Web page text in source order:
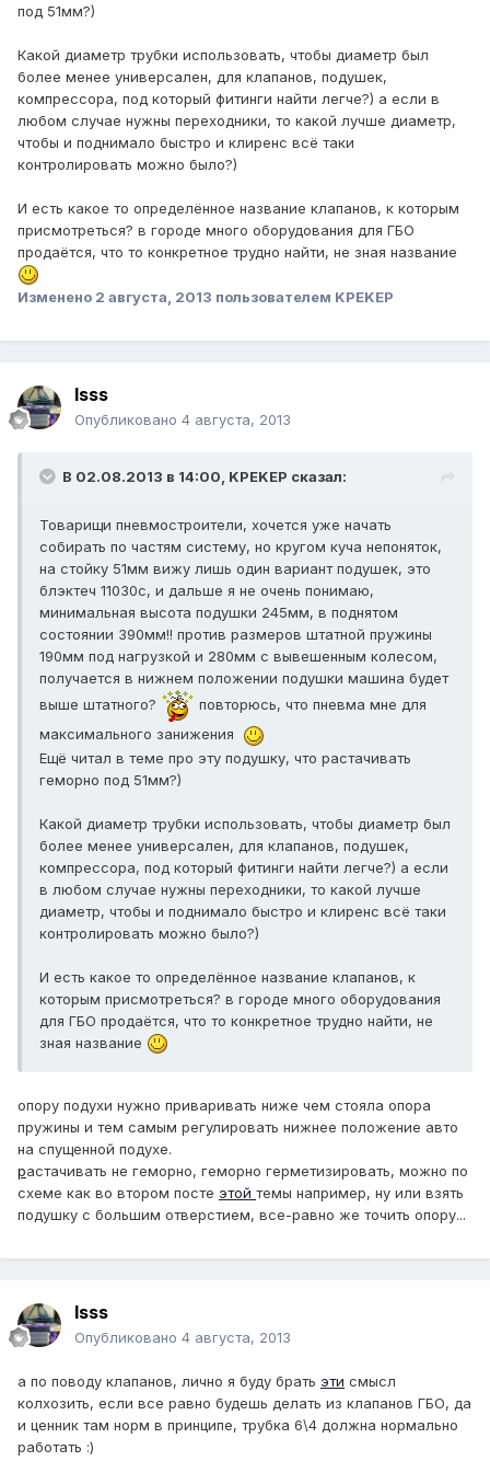
под 51мм?)
Какой диаметр трубки использовать, чтобы диаметр был
более менее универсален, для клапанов, подушек,
компрессора, под который фитинги найти легче?) а если в
любом случае нужны переходники, то какой лучше диаметр,
чтобы и поднимало быстро и клиренс всё таки
контролировать можно было?)
И есть какое то определённое название клапанов, к которым
присмотреться? в городе много оборудования для ГБО
продаётся, что то конкретное трудно найти, не зная название
Изменено 2 августа, 2013 пользователем KPEKEP
lsss
Опубликовано 4 августа, 2013
В 02.08.2013 в 14:00, KPEKEP сказал:
Товарищи пневмостроители, хочется уже начать
собирать по частям систему, но кругом куча непоняток,
на стойку 51мм вижу лишь один вариант подушек, это
блэктеч 11030с, и дальше я не очень понимаю,
минимальная высота подушки 245мм, в поднятом
состоянии 390мм!! против размеров штатной пружины
190мм под нагрузкой и 280мм с вывешенным колесом,
получается в нижнем положении подушки машина будет
выше штатного?
повторюсь, что пневма мне для
максимального занижения
Ещё читал в теме про эту подушку, что растачивать
геморно под 51мм?)
Какой диаметр трубки использовать, чтобы диаметр был
более менее универсален, для клапанов, подушек,
компрессора, под который фитинги найти легче?) а если
в любом случае нужны переходники, то какой лучше
диаметр, чтобы и поднимало быстро и клиренс всё таки
контролировать можно было?)
И есть какое то определённое название клапанов, к
которым присмотреться? в городе много оборудования
для ГБО продаётся, что то конкретное трудно найти, не
зная название
опору подухи нужно приваривать ниже чем стояла опора
пружины и тем самым регулировать нижнее положение авто
на спущенной подухе.
растачивать не геморно, геморно герметизировать, можно по
схеме как во втором посте этой темы например, ну или взять
подушку с большим отверстием, все-равно же точить опору...
lsss
Опубликовано 4 августа, 2013
а по поводу клапанов, лично я буду брать эти смысл
колхозить, если все равно будешь делать из клапанов ГБО, да
и ценник там норм в принципе, трубка 6\4 должна нормально
работать :)